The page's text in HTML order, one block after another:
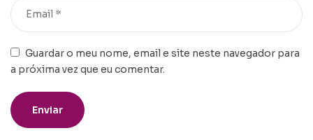
Guardar o meu nome, email e site neste navegador para
a próxima vez que eu comentar.